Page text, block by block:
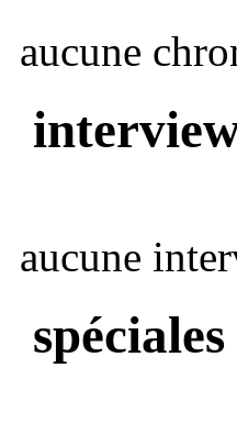
aucune
aucune
spéciales